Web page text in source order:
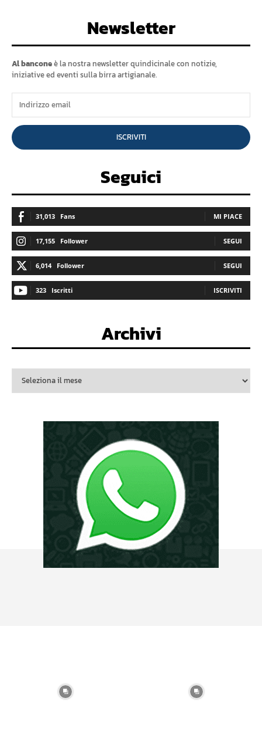
Newsletter
Al banconeè la nostra newsletter quindicinale con notizie,
iniziative ed eventi sulla birra artigianale.
ISCRIVITI
Seguici
31,013 Fans MI PIACE
17,155 Follower SEGUI
6,014 Follower SEGUI
323 Iscritti ISCRIVITI
Archivi